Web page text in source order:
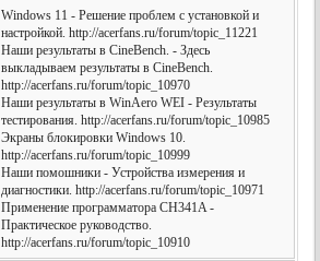
Windows 11 - Решение проблем с установкой и
настройкой. http://acerfans.ru/forum/topic_11221
Наши результаты в CineBench. - Здесь
выкладываем результаты в CineBench.
http://acerfans.ru/forum/topic_10970
Наши результаты в WinAero WEI - Результаты
тестирования. http://acerfans.ru/forum/topic_10985
Экраны блокировки Windows 10.
http://acerfans.ru/forum/topic_10999
Наши помошники - Устройства измерения и
диагностики. http://acerfans.ru/forum/topic_10971
Применение программатора CH341A -
Практическое руководство.
http://acerfans.ru/forum/topic_10910